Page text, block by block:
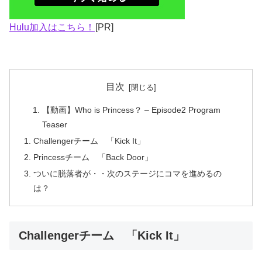
Hulu加入はこちら！ [PR]
目次
【動画】Who is Princess？ – Episode2 Program
Teaser
Challengerチーム 「Kick It」
Princessチーム 「Back Door」
ついに脱落者が・・次のステージにコマを進めるの
は？
Challengerチーム 「Kick It」